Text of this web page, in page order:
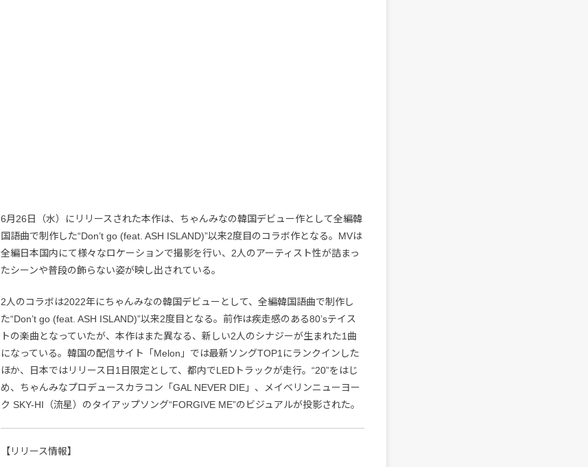
6月26日（水）にリリースされた本作は、ちゃんみなの韓国デビュー作として全編韓
国語曲で制作した“Don’t go (feat. ASH ISLAND)”以来2度目のコラボ作となる。MVは
全編日本国内にて様々なロケーションで撮影を行い、2人のアーティスト性が詰まっ
たシーンや普段の飾らない姿が映し出されている。
2人のコラボは2022年にちゃんみなの韓国デビューとして、全編韓国語曲で制作し
た“Don’t go (feat. ASH ISLAND)”以来2度目となる。前作は疾走感のある80’sテイス
トの楽曲となっていたが、本作はまた異なる、新しい2人のシナジーが生まれた1曲
になっている。韓国の配信サイト「Melon」では最新ソングTOP1にランクインした
ほか、日本ではリリース日1日限定として、都内でLEDトラックが走行。“20”をはじ
め、ちゃんみなプロデュースカラコン「GAL NEVER DIE」、メイベリンニューヨー
ク SKY-HI（流星）のタイアップソング“FORGIVE ME”のビジュアルが投影された。
【リリース情報】